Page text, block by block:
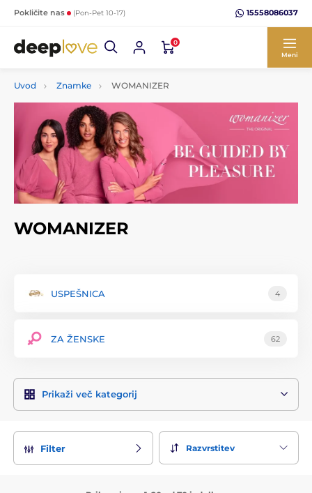
Pokličite nas (Pon-Pet 10-17) 15558086037
0
Meni
Uvod Znamke WOMANIZER
WOMANIZER
USPEŠNICA 4
ZA ŽENSKE 62
Prikaži več kategorij
Filter Razvrstitev